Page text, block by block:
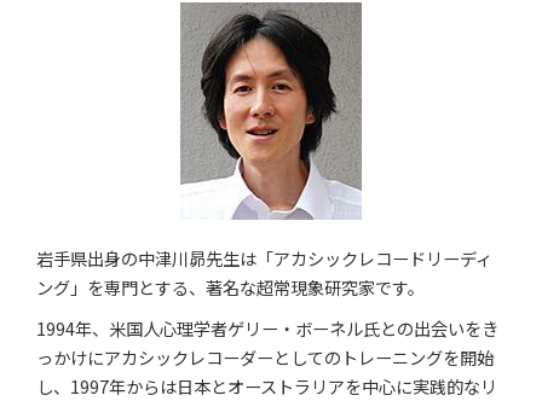
岩手県出身の中津川昴先生は「アカシックレコードリーディ
ング」を専門とする、著名な超常現象研究家です。
1994年、米国人心理学者ゲリー・ボーネル氏との出会いをき
っかけにアカシックレコーダーとしてのトレーニングを開始
し、1997年からは日本とオーストラリアを中心に実践的なリ